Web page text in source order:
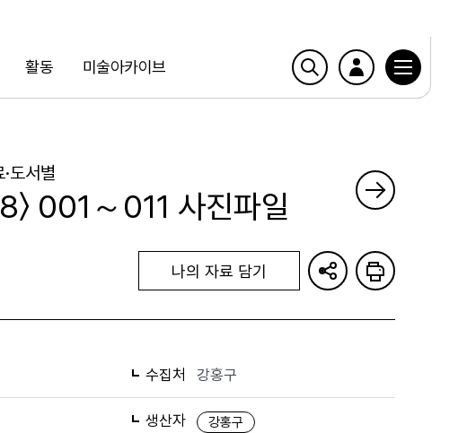
활동 미술아카이브
도서별
〉 001～011 사진파일
나의 자료 담기
수집처 강홍구
생산자 강홍구